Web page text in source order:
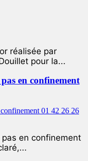
réalisée par
pour la...
en confinement
en confinement